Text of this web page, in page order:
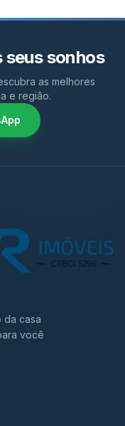
seus sonhos
as melhores
e região.
da casa
você